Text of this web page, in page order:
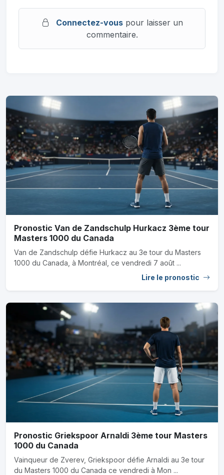
Connectez-vouspour laisser un
commentaire.
Pronostic Van de Zandschulp Hurkacz 3ème tour
Masters 1000 du Canada
Van de Zandschulp défie Hurkacz au 3e tour du Masters
1000 du Canada, à Montréal, ce vendredi 7 août ...
Lire le pronostic
Pronostic Griekspoor Arnaldi 3ème tour Masters
1000 du Canada
Vainqueur de Zverev, Griekspoor défie Arnaldi au 3e tour
du Masters 1000 du Canada ce vendredi à Mon ...